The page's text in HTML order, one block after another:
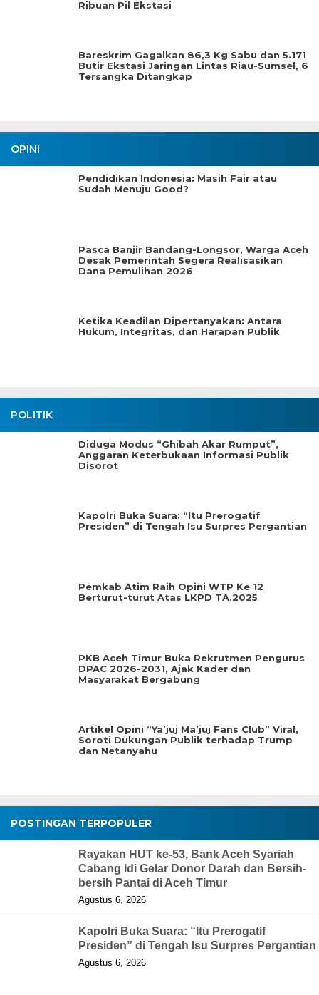
Ribuan Pil Ekstasi
Bareskrim Gagalkan 86,3 Kg Sabu dan 5.171
Butir Ekstasi Jaringan Lintas Riau-Sumsel, 6
Tersangka Ditangkap
OPINI
Pendidikan Indonesia: Masih Fair atau
Sudah Menuju Good?
Pasca Banjir Bandang-Longsor, Warga Aceh
Desak Pemerintah Segera Realisasikan
Dana Pemulihan 2026
Ketika Keadilan Dipertanyakan: Antara
Hukum, Integritas, dan Harapan Publik
POLITIK
Diduga Modus “Ghibah Akar Rumput”,
Anggaran Keterbukaan Informasi Publik
Disorot
Kapolri Buka Suara: “Itu Prerogatif
Presiden” di Tengah Isu Surpres Pergantian
Pemkab Atim Raih Opini WTP Ke 12
Berturut-turut Atas LKPD TA.2025
PKB Aceh Timur Buka Rekrutmen Pengurus
DPAC 2026-2031, Ajak Kader dan
Masyarakat Bergabung
Artikel Opini “Ya’juj Ma’juj Fans Club” Viral,
Soroti Dukungan Publik terhadap Trump
dan Netanyahu
POSTINGAN TERPOPULER
Rayakan HUT ke-53, Bank Aceh Syariah
Cabang Idi Gelar Donor Darah dan Bersih-
bersih Pantai di Aceh Timur
Agustus 6, 2026
Kapolri Buka Suara: “Itu Prerogatif
Presiden” di Tengah Isu Surpres Pergantian
Agustus 6, 2026